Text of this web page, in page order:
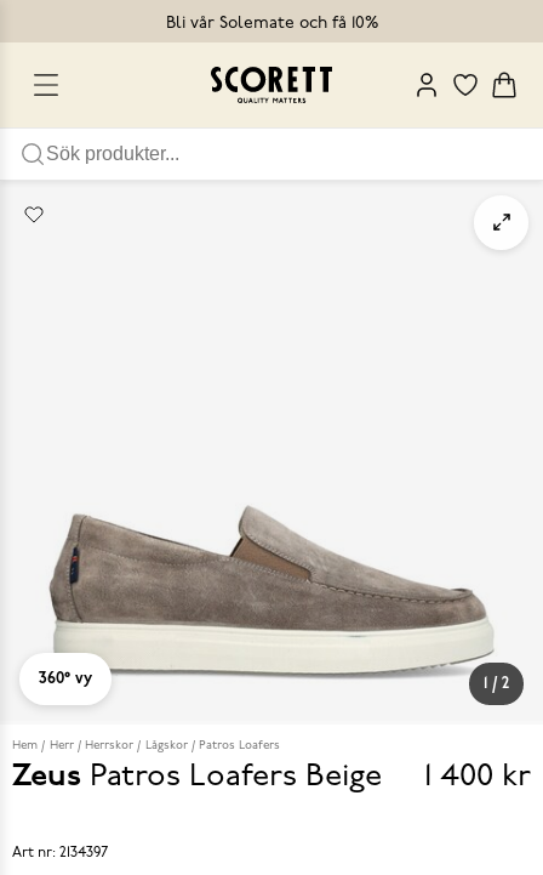
Bli vår Solemate och få 10%
/ 2
360° vy
Hem Herr Herrskor Lågskor Patros Loafers
Zeus Patros Loafers Beige Pris
1 400 kr
Art nr: 2134397